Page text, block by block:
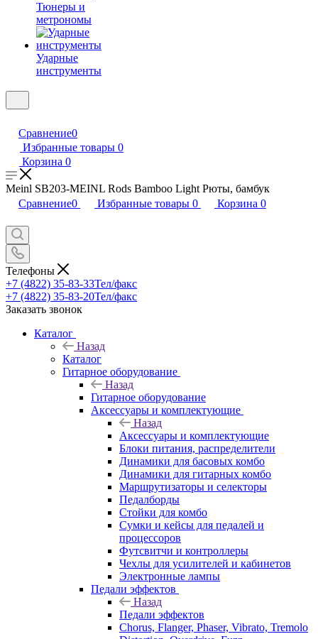
Тюнеры и
метрономы
Ударные
инструменты
Сравнение0
Избранные товары 0
Корзина 0
Meinl SB203-MEINL Rods Bamboo Light Рюты, бамбук
Сравнение0 Избранные товары 0 Корзина 0
Телефоны
+7 (4822) 35-83-33Тел/факс
+7 (4822) 35-83-20Тел/факс
Заказать звонок
Каталог
Назад
Каталог
Гитарное оборудование
Назад
Гитарное оборудование
Аксессуары и комплектующие
Назад
Аксессуары и комплектующие
Блоки питания, распределители
Динамики для басовых комбо
Динамики для гитарных комбо
Маршрутизаторы и селекторы
Педалборды
Стойки для комбо
Сумки и кейсы для педалей и
процессоров
Футсвитчи и контроллеры
Чехлы для усилителей и кабинетов
Электронные лампы
Педали эффектов
Назад
Педали эффектов
Chorus, Flanger, Phaser, Vibrato, Tremolo